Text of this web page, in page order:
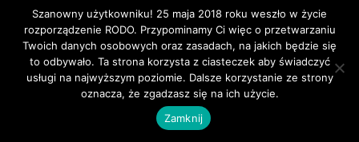
Autorzy
Motywy
Dwadzieścia Dwadzieścia-Pięć Stworzone zWordPress
Szanowny użytkowniku! 25 maja 2018 roku weszło w życie
rozporządzenie RODO. Przypominamy Ci więc o przetwarzaniu
Twoich danych osobowych oraz zasadach, na jakich będzie się
to odbywało. Ta strona korzysta z ciasteczek aby świadczyć
usługi na najwyższym poziomie. Dalsze korzystanie ze strony
oznacza, że zgadzasz się na ich użycie.
Zamknij